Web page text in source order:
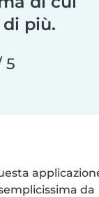
più.
5
da